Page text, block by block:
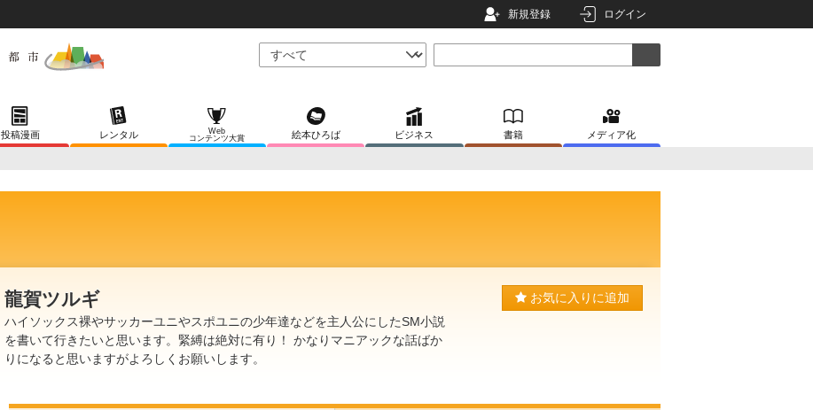
新規登録 ログイン
投稿漫画 レンタル
Web
コンテンツ大賞
絵本ひろば ビジネス 書籍 メディア化
龍賀ツルギ
ハイソックス裸やサッカーユニやスポユニの少年達などを主人公にしたSM小説
を書いて行きたいと思います。緊縛は絶対に有り！ かなりマニアックな話ばか
りになると思いますがよろしくお願いします。
お気に入りに追加